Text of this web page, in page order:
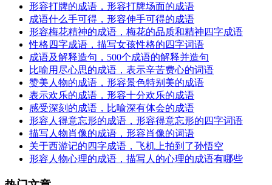
形容打牌的成语，形容打牌场面的成语
成语什么手可得，形容伸手可得的成语
形容梅花精神的成语，梅花的品质和精神四字成语
性格四字成语，描写女孩性格的四字词语
成语及解释造句，500个成语的解释并造句
比喻用尽心思的成语，表示辛苦费心的词语
赞美人物的成语，形容景色特别美的成语
表示欢乐的成语，形容十分欢乐的成语
感受深刻的成语，比喻深有体会的成语
形容人得意忘形的成语，形容得意忘形的四字词语
描写人物肖像的成语，形容肖像的词语
关于西游记的四字成语，飞机上拍到了孙悟空
形容人物心理的成语，描写人的心理的成语有哪些